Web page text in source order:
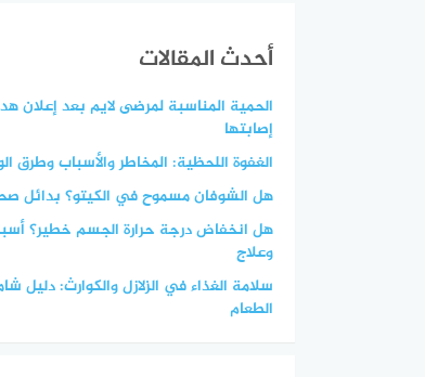
أحدث المقالات
الحمية المناسبة لمرضى لايم بعد إعلان
إصابتها
الغفوة اللحظية: المخاطر والأسباب وطرق
هل الشوفان مسموح في الكيتو؟ بدائل
هل انخفاض درجة حرارة الجسم خطير؟
وعلاج
سلامة الغذاء في الزلازل والكوارث: دليل
الطعام